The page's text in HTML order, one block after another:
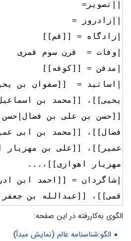
الگوی به‌کاررفته در این صفحه:
الگو:شناسنامه عالم(نمایش مبدأ)